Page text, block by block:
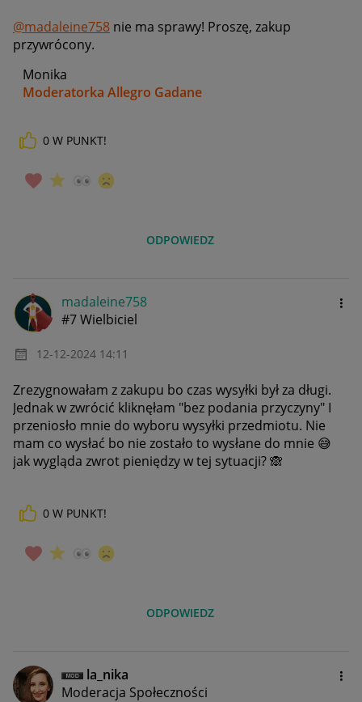
@madaleine758 nie ma sprawy! Proszę, zakup
przywrócony.
Monika
Moderatorka Allegro Gadane
0 W PUNKT!
ODPOWIEDZ
madaleine758
#7 Wielbiciel
‎12-12-2024 14:11
Zrezygnowałam z zakupu bo czas wysyłki był za długi.
Jednak w zwrócić kliknęłam "bez podania przyczyny" I
przeniosło mnie do wyboru wysyłki przedmiotu. Nie
mam co wysłać bo nie zostało to wysłane do mnie 😅
jak wygląda zwrot pieniędzy w tej sytuacji?🙈
0 W PUNKT!
ODPOWIEDZ
la_nika
Moderacja Społeczności